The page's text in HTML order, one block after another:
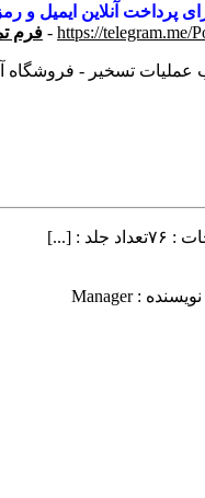
پرداخت آنلاین ایمیل و
https://telegram.me/
- فرم
عملیات تسخیر - فروشگاه
نویسنده : Manager